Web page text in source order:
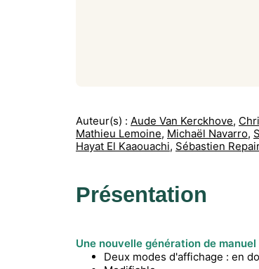
Auteur(s) : Aude Van Kerckhove,
Mathieu Lemoine, Michaël Navarro,
Hayat El Kaaouachi, Sébastien
Présentation
Une nouvelle génération de
Deux modes d'affichage : en